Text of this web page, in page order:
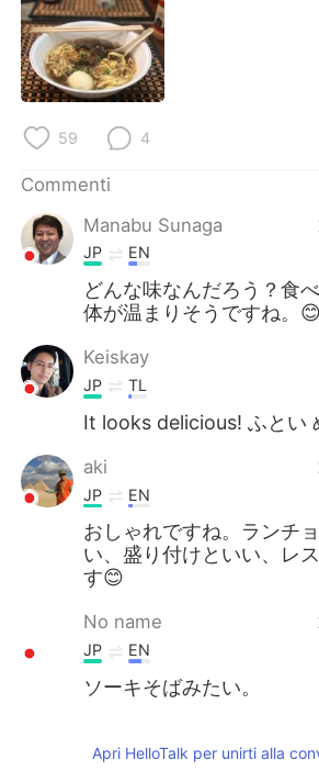
العربية
Deutsch
한국어
ไทย
Türkçe Tiếng Việt
Português
59 4
Commenti
Manabu Sunaga
JP EN
どんな味なんだろう？食
体が温まりそうですね。😊
Keiskay
JP TL
It looks delicious! ふとい
aki
JP EN
おしゃれですね。ランチ
い、盛り付けといい、レ
す😊
No name
JP EN
ソーキそばみたい。
Apri HelloTalk per unirti alla